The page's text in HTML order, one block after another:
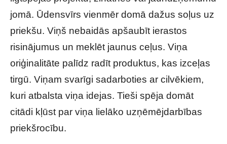
jomā. Ūdensvīrs vienmēr domā dažus soļus uz
priekšu. Viņš nebaidās apšaubīt ierastos
risinājumus un meklēt jaunus ceļus. Viņa
oriģinalitāte palīdz radīt produktus, kas izceļas
tirgū. Viņam svarīgi sadarboties ar cilvēkiem,
kuri atbalsta viņa idejas. Tieši spēja domāt
citādi kļūst par viņa lielāko uzņēmējdarbības
priekšrocību.